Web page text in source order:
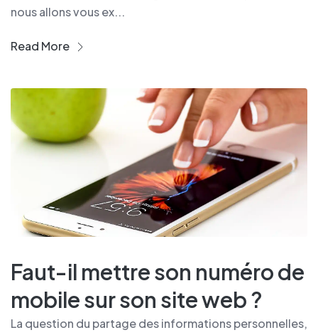
nous allons vous ex...
Read More
Faut-il mettre son numéro de
mobile sur son site web ?
La question du partage des informations personnelles,